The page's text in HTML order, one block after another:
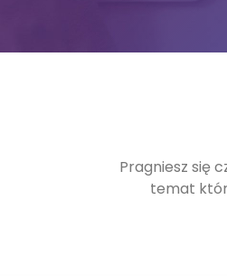
Pragniesz się
temat